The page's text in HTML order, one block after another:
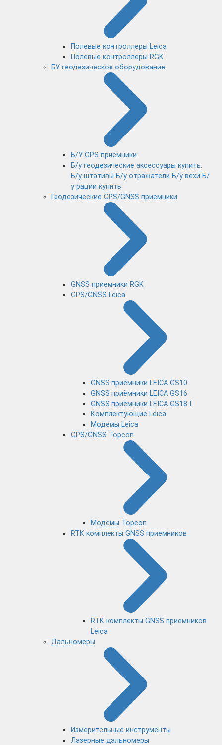
Полевые контроллеры Leica
Полевые контроллеры RGK
БУ геодезическое оборудование
Б/У GPS приёмники
Б/у геодезические аксессуары купить.
Б/у штативы Б/у отражатели Б/у вехи Б/
у рации купить
Геодезические GPS/GNSS приемники
GNSS приемники RGK
GPS/GNSS Leica
GNSS приёмники LEICA GS10
GNSS приёмники LEICA GS16
GNSS приёмники LEICA GS18 I
Комплектующие Leica
Модемы Leica
GPS/GNSS Topcon
Модемы Topcon
RTK комплекты GNSS приемников
RTK комплекты GNSS приемников
Leica
Дальномеры
Измерительные инструменты
Лазерные дальномеры